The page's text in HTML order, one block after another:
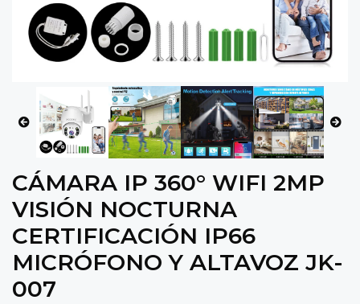
CÁMARA IP 360° WIFI 2MP
VISIÓN NOCTURNA
CERTIFICACIÓN IP66
MICRÓFONO Y ALTAVOZ JK-
007